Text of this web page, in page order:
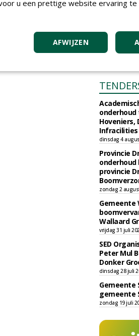
onderhoud
Hoveniers,
Infracilities
dinsdag 4
Provincie
onderhoud
provincie
zondag 2
Gemeente
Wallaard
vrijdag 31 juli
SED
Peter Mul
Donker
dinsdag 28 juli
Gemeente
gemeente
zondag 19 juli
u een prettige website ervaring te
AFWIJZEN